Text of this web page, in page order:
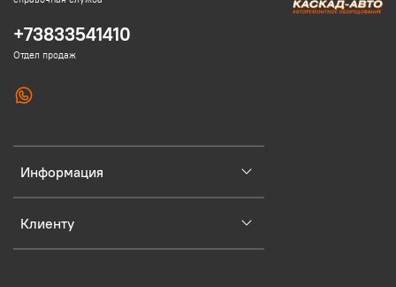
Информация
Клиенту
+73833541410
Отдел продаж